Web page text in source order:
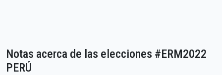
Notas acerca de las elecciones #ERM2022
PERÚ